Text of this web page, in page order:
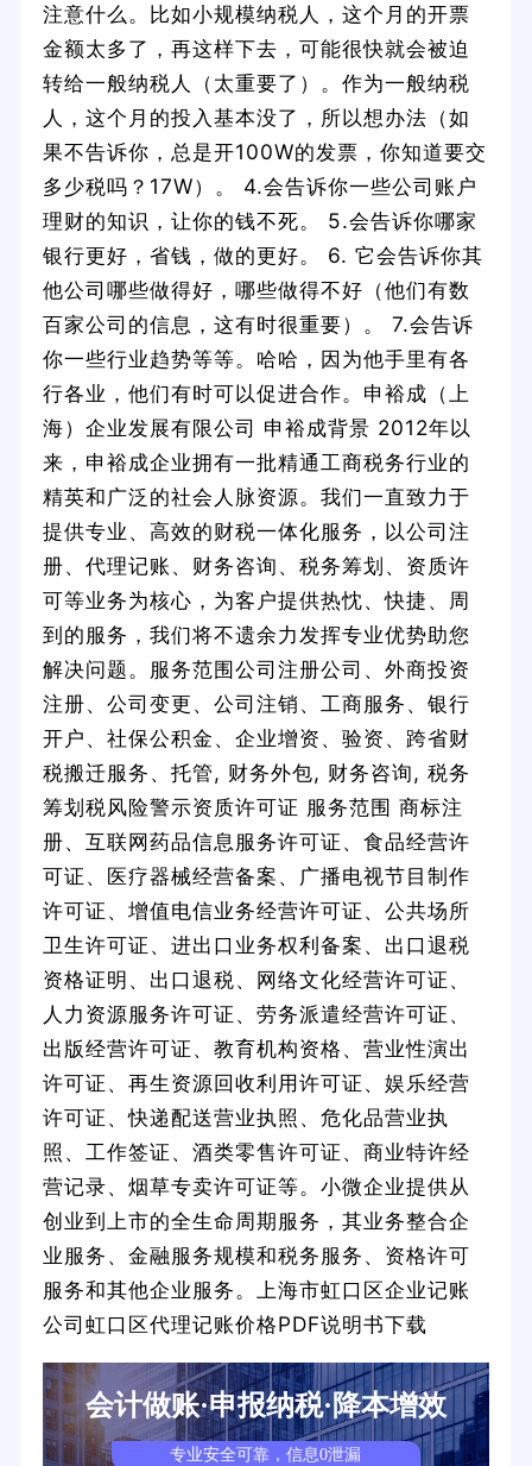
注意什么。比如小规模纳税人，这个月的开票
金额太多了，再这样下去，可能很快就会被迫
转给一般纳税人（太重要了）。作为一般纳税
人，这个月的投入基本没了，所以想办法（如
果不告诉你，总是开100W的发票，你知道要交
多少税吗？17W）。 4.会告诉你一些公司账户
理财的知识，让你的钱不死。 5.会告诉你哪家
银行更好，省钱，做的更好。 6. 它会告诉你其
他公司哪些做得好，哪些做得不好（他们有数
百家公司的信息，这有时很重要）。 7.会告诉
你一些行业趋势等等。哈哈，因为他手里有各
行各业，他们有时可以促进合作。申裕成（上
海）企业发展有限公司 申裕成背景 2012年以
来，申裕成企业拥有一批精通工商税务行业的
精英和广泛的社会人脉资源。我们一直致力于
提供专业、高效的财税一体化服务，以公司注
册、代理记账、财务咨询、税务筹划、资质许
可等业务为核心，为客户提供热忱、快捷、周
到的服务，我们将不遗余力发挥专业优势助您
解决问题。服务范围公司注册公司、外商投资
注册、公司变更、公司注销、工商服务、银行
开户、社保公积金、企业增资、验资、跨省财
税搬迁服务、托管, 财务外包, 财务咨询, 税务
筹划税风险警示资质许可证 服务范围 商标注
册、互联网药品信息服务许可证、食品经营许
可证、医疗器械经营备案、广播电视节目制作
许可证、增值电信业务经营许可证、公共场所
卫生许可证、进出口业务权利备案、出口退税
资格证明、出口退税、网络文化经营许可证、
人力资源服务许可证、劳务派遣经营许可证、
出版经营许可证、教育机构资格、营业性演出
许可证、再生资源回收利用许可证、娱乐经营
许可证、快递配送营业执照、危化品营业执
照、工作签证、酒类零售许可证、商业特许经
营记录、烟草专卖许可证等。小微企业提供从
创业到上市的全生命周期服务，其业务整合企
业服务、金融服务规模和税务服务、资格许可
服务和其他企业服务。上海市虹口区企业记账
公司虹口区代理记账价格PDF说明书下载
会计做账·申报纳税·降本增效
专业安全可靠，信息0泄漏